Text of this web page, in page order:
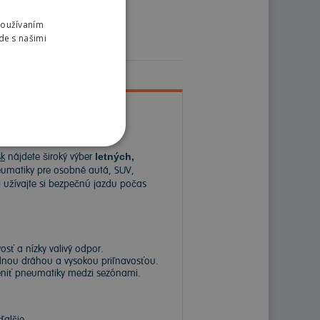
nájdete široký výber letných,
pre osobné autá, SUV,
si bezpečnú jazdu počas
a nízky valivý odpor.
dráhou a vysokou priľnavosťou.
pneumatiky medzi sezónami.
s našimi